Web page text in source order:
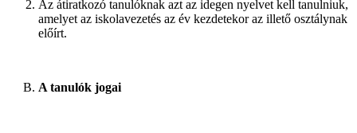
Az átiratkozó tanulóknak azt az idegen nyelvet kell tanulniuk,
amelyet az iskolavezetés az év kezdetekor az illető osztálynak
előírt.
A tanulók jogai